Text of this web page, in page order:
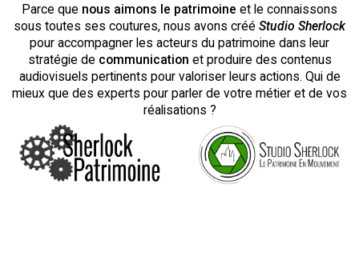
Parce que nous aimons le patrimoine et le connaissons
sous toutes ses coutures, nous avons créé Studio Sherlock
pour accompagner les acteurs du patrimoine dans leur
stratégie de communication et produire des contenus
audiovisuels pertinents pour valoriser leurs actions. Qui de
mieux que des experts pour parler de votre métier et de vos
réalisations ?